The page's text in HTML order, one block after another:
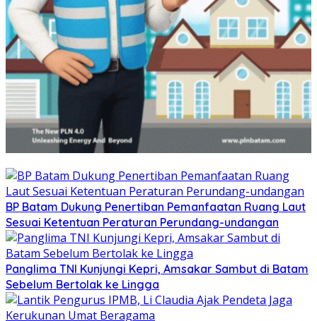
BP Batam Dukung Penertiban Pemanfaatan Ruang Laut
Sesuai Ketentuan Peraturan Perundang-undangan
Panglima TNI Kunjungi Kepri, Amsakar Sambut di Batam
Sebelum Bertolak ke Lingga